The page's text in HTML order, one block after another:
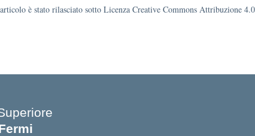
è stato rilasciato sotto Licenza Creative Commons Attribuzione